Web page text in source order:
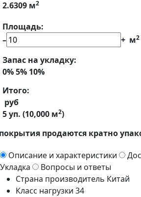
2.6309 м2
Площадь:
–
+ м2
Запас на укладку:
0%5% 10%
Итого:
руб
5уп. (10,000 м2)
продаются кратно
Описание и характеристики
Укладка
Вопросы и ответы
Страна производитель Китай
Класс нагрузки 34